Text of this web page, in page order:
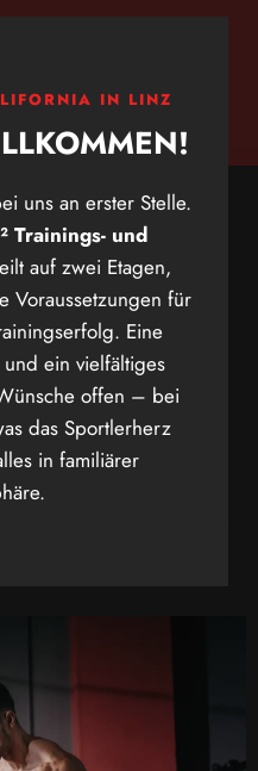
IN LINZ
uns an erster Stelle.
Trainings- und
auf zwei Etagen,
Voraussetzungen für
Eine
ein vielfältiges
offen – bei
das Sportlerherz
in familiärer